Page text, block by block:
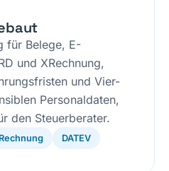
für Belege, E-
und XRechnung,
und Vier-
Personaldaten,
den Steuerberater.
DATEV